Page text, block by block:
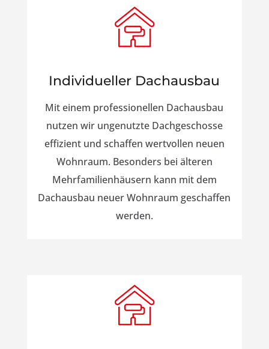
Individueller Dachausbau
Mit einem professionellen Dachausbau
nutzen wir ungenutzte Dachgeschosse
effizient und schaffen wertvollen neuen
Wohnraum. Besonders bei älteren
Mehrfamilienhäusern kann mit dem
Dachausbau neuer Wohnraum geschaffen
werden.